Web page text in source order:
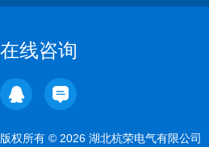
在线咨询
版权所有 © 2026 湖北杭荣电气有限公司